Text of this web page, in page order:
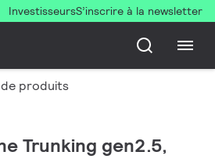
InvestisseursS’inscrire à la newsletter
produits
Trunking gen2.5,